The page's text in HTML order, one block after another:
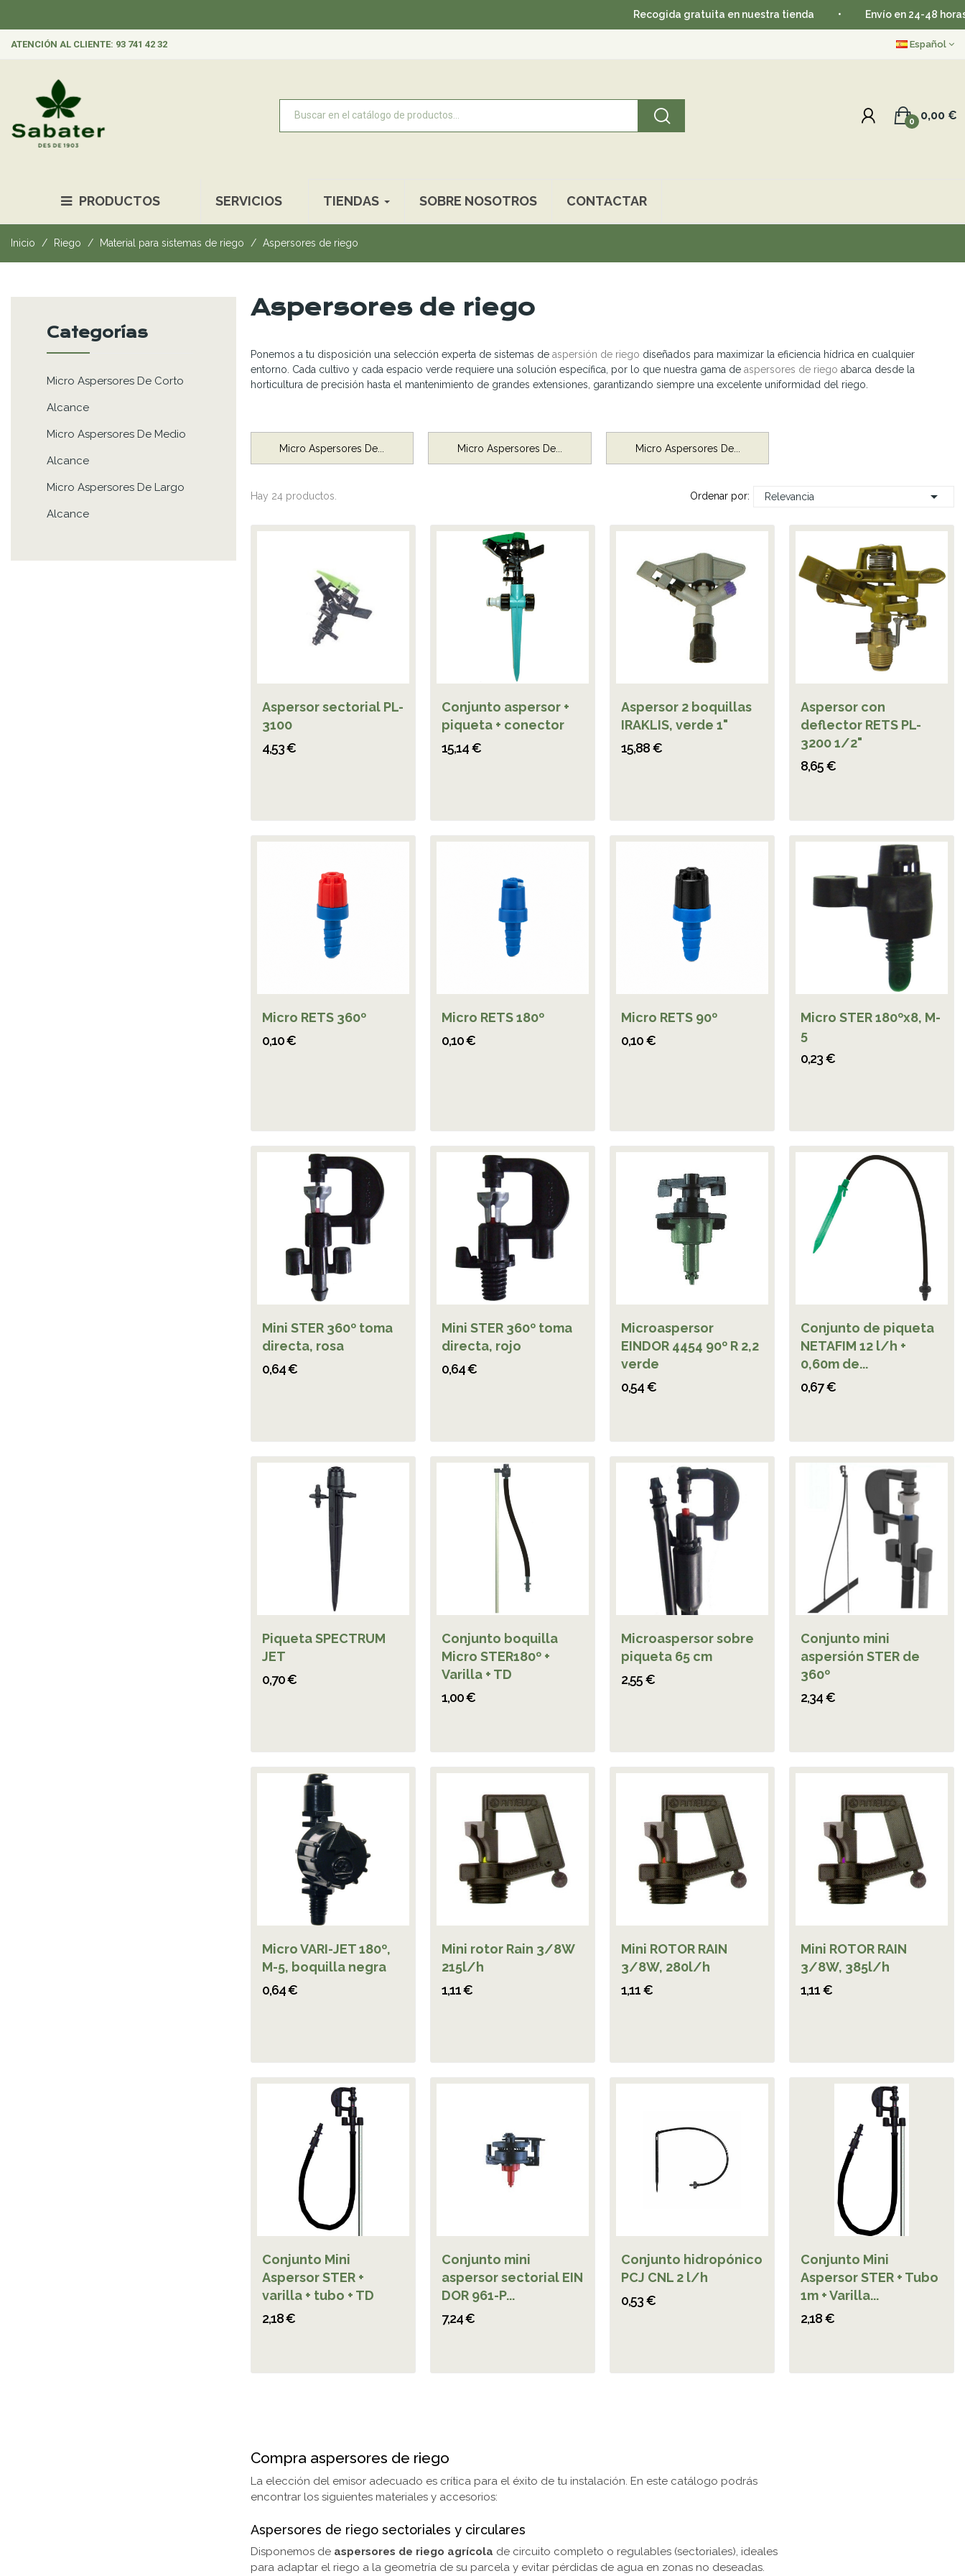
Recogida gratuita en nuestra tienda • Envío en 24-48 horas •
ATENCIÓN AL CLIENTE: 93 741 42 32 Español
0,00 €
0
PRODUCTOS SERVICIOS TIENDAS SOBRE NOSOTROS CONTACTAR
Inicio Riego Material para sistemas de riego Aspersores de riego
Categorías
Micro Aspersores De Corto
Alcance
Micro Aspersores De Medio
Alcance
Micro Aspersores De Largo
Alcance
Aspersores de riego
Ponemos a tu disposición una selección experta de sistemas de aspersión de riego diseñados para maximizar la eficiencia hídrica en cualquier
entorno. Cada cultivo y cada espacio verde requiere una solución específica, por lo que nuestra gama de aspersores de riego abarca desde la
horticultura de precisión hasta el mantenimiento de grandes extensiones, garantizando siempre una excelente uniformidad del riego.
Micro Aspersores De... Micro Aspersores De... Micro Aspersores De...
Hay 24 productos. Ordenar por: Relevancia 
Aspersor sectorial PL-
3100
4,53 €
Conjunto aspersor +
piqueta + conector
15,14 €
Aspersor 2 boquillas
IRAKLIS, verde 1"
15,88 €
Aspersor con
deflector RETS PL-
3200 1/2"
8,65 €
Micro RETS 360º
0,10 €
Micro RETS 180º
0,10 €
Micro RETS 90º
0,10 €
Micro STER 180ºx8, M-
5
0,23 €
Mini STER 360º toma
directa, rosa
0,64 €
Mini STER 360º toma
directa, rojo
0,64 €
Microaspersor
EINDOR 4454 90º R 2,2
verde
0,54 €
Conjunto de piqueta
NETAFIM 12 l/h +
0,60m de...
0,67 €
Piqueta SPECTRUM
JET
0,70 €
Conjunto boquilla
Micro STER180º +
Varilla + TD
1,00 €
Microaspersor sobre
piqueta 65 cm
2,55 €
Conjunto mini
aspersión STER de
360º
2,34 €
Micro VARI-JET 180º,
M-5, boquilla negra
0,64 €
Mini rotor Rain 3/8W
215l/h
1,11 €
Mini ROTOR RAIN
3/8W, 280l/h
1,11 €
Mini ROTOR RAIN
3/8W, 385l/h
1,11 €
Conjunto Mini
Aspersor STER +
varilla + tubo + TD
2,18 €
Conjunto mini
aspersor sectorial EIN
DOR 961-P...
7,24 €
Conjunto hidropónico
PCJ CNL 2 l/h
0,53 €
Conjunto Mini
Aspersor STER + Tubo
1m + Varilla...
2,18 €
Compra aspersores de riego
La elección del emisor adecuado es crítica para el éxito de tu instalación. En este catálogo podrás
encontrar los siguientes materiales y accesorios:
Aspersores de riego sectoriales y circulares
Disponemos de aspersores de riego agrícola de circuito completo o regulables (sectoriales), ideales
para adaptar el riego a la geometría de su parcela y evitar pérdidas de agua en zonas no deseadas.